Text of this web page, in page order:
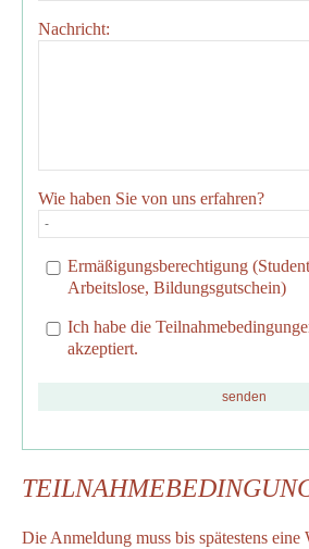
Nachricht:
Wie haben Sie von uns erfahren?
Ermäßigungsberechtigung
Arbeitslose, Bildungsgutschein)
Ich habe die
akzeptiert.
senden
Die Anmeldung muss bis spätestens